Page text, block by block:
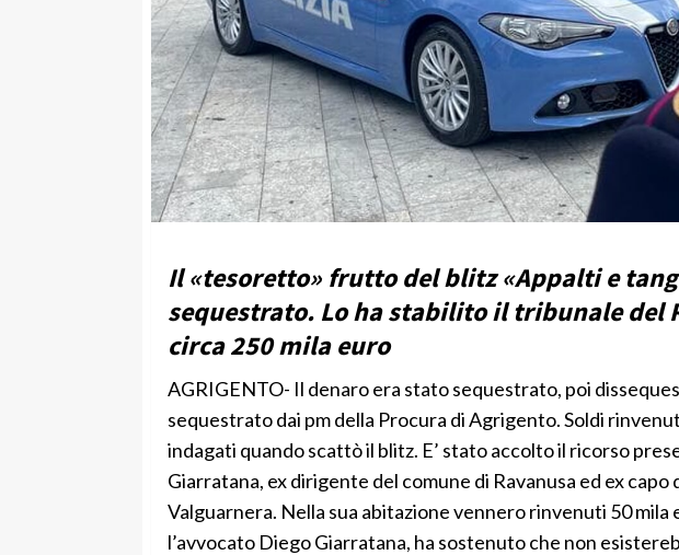
Il «tesoretto» frutto del blitz «Appalti e
sequestrato. Lo ha stabilito il tribunale del
circa 250 mila euro
AGRIGENTO- Il denaro era stato sequestrato, poi
sequestrato dai pm della Procura di Agrigento. Soldi
indagati quando scattò il blitz. E’ stato accolto il ricorso
Giarratana, ex dirigente del comune di Ravanusa ed ex
Valguarnera. Nella sua abitazione vennero rinvenuti 50 mila
l’avvocato Diego Giarratana, ha sostenuto che non